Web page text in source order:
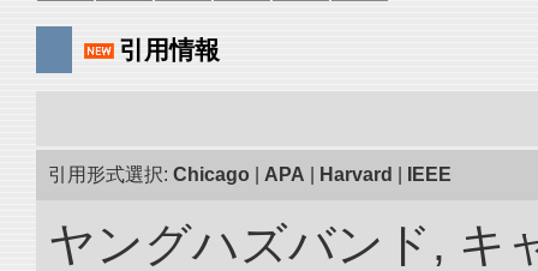
引用情報
引用形式選択: Chicago APA Harvard IEEE
ヤングハズバンド, キ